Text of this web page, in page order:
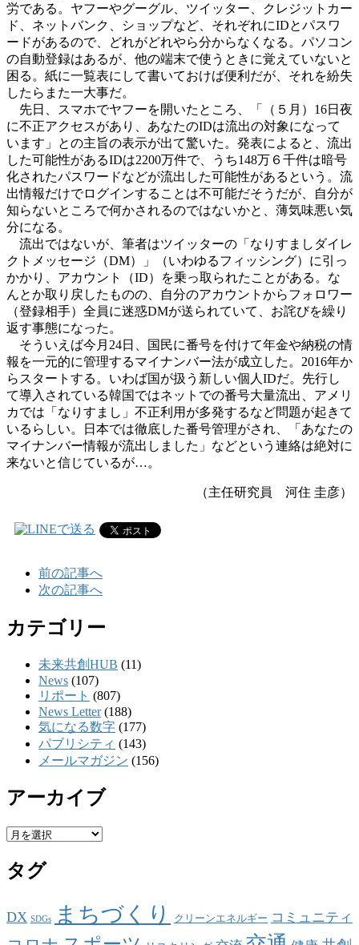
労である。ヤフーやグーグル、ツイッター、クレジットカー
ド、ネットバンク、ショップなど、それぞれにIDとパスワ
ードがあるので、どれがどれやら分からなくなる。パソコン
の自動登録はあるが、他の端末で使うときに覚えていないと
困る。紙に一覧表にして書いておけば便利だが、それを紛失
したらまた一大事だ。
先日、スマホでヤフーを開いたところ、「（５月）16日夜
に不正アクセスがあり、あなたのIDは流出の対象になって
います」との主旨の表示が出て驚いた。発表によると、流出
した可能性があるIDは2200万件で、うち148万６千件は暗号
化されたパスワードなどが流出した可能性があるという。流
出情報だけでログインすることは不可能だそうだが、自分が
知らないところで何かされるのではないかと、薄気味悪い気
分になる。
流出ではないが、筆者はツイッターの「なりすましダイレ
クトメッセージ（DM）」（いわゆるフィッシング）に引っ
かかり、アカウント（ID）を乗っ取られたことがある。な
んとか取り戻したものの、自分のアカウントからフォロワー
（登録相手）全員に迷惑DMが送られていて、お詫びを繰り
返す事態になった。
そういえば今月24日、国民に番号を付けて年金や納税の情
報を一元的に管理するマイナンバー法が成立した。2016年か
らスタートする。いわば国が扱う新しい個人IDだ。先行し
て導入されている韓国ではネットでの番号大量流出、アメリ
カでは「なりすまし」不正利用が多発するなど問題が起きて
いるらしい。日本では徹底した番号管理がされ、「あなたの
マイナンバー情報が流出しました」などという連絡は絶対に
来ないと信じているが…。
（主任研究員 河住 圭彦）
前の記事へ
次の記事へ
カテゴリー
未来共創HUB (11)
News (107)
リポート (807)
News Letter(188)
気になる数字 (177)
パブリシティ (143)
メールマガジン (156)
アーカイブ
ア
カ
イ
タグ
DX SDGs まちづくり クリーンエネルギー コミュニティ